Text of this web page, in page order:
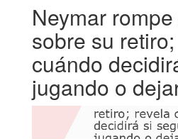
Neymar
sobre su
cuándo
jugando o